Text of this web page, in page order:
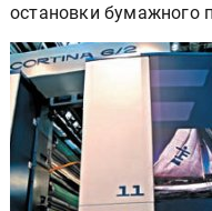
остановки бумажного